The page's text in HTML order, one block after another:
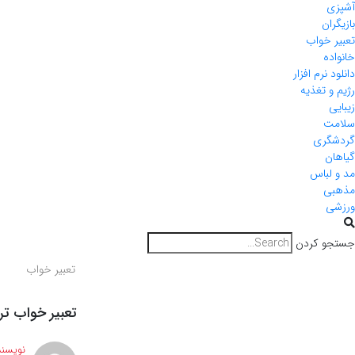
آشپزی
بازیگران
تعبیر خواب
خانواده
دانلود نرم افزار
رژیم و تغذیه
زیبایی
سلامت
گردشگری
گیاهان
مد و لباس
مذهبی
ورزشی
جستجو کردن
تعبیر خواب
تعبیر خواب